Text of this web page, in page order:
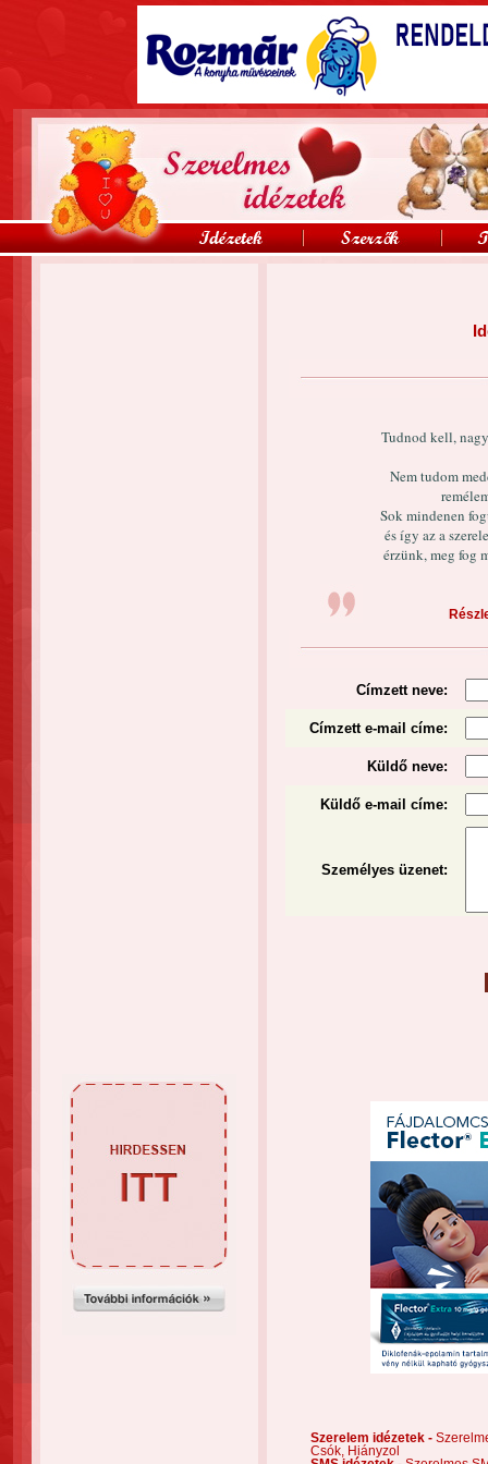
Tudnod kell,
Nem tudom
Sok mindenen
és így az a
érzünk, meg fog
Címzett neve:
Címzett e-mail címe:
Küldő neve:
Küldő e-mail címe:
Személyes üzenet:
Szerelem idézetek -
Csók,
Hiányzol